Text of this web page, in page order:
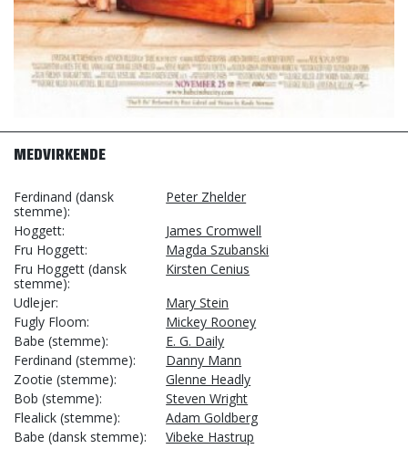
MEDVIRKENDE
Ferdinand (dansk
stemme)
Peter Zhelder
Hoggett
James Cromwell
Fru Hoggett
Magda Szubanski
Fru Hoggett (dansk
stemme)
Kirsten Cenius
Udlejer
Mary Stein
Fugly Floom
Mickey Rooney
Babe (stemme)
E. G. Daily
Ferdinand (stemme)
Danny Mann
Zootie (stemme)
Glenne Headly
Bob (stemme)
Steven Wright
Flealick (stemme)
Adam Goldberg
Babe (dansk stemme)
Vibeke Hastrup